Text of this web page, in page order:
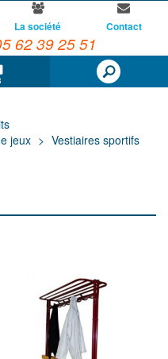
Panier
La société Contact
62 39 25 51
jeux
Vestiaires sportifs